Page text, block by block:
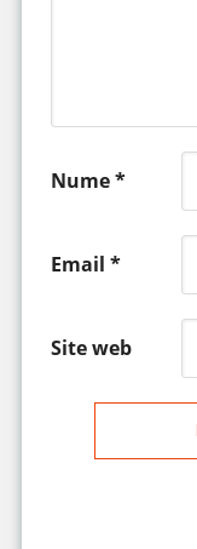
Nume*
Email *
Site web